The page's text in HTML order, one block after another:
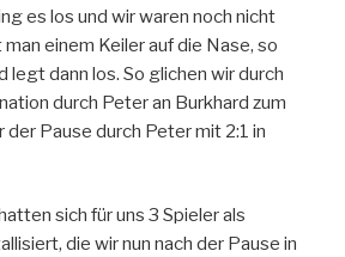
es los und wir waren noch nicht
man einem Keiler auf die Nase, so
legt dann los. So glichen wir durch
durch Peter an Burkhard zum
der Pause durch Peter mit 2:1 in
sich für uns 3 Spieler als
die wir nun nach der Pause in